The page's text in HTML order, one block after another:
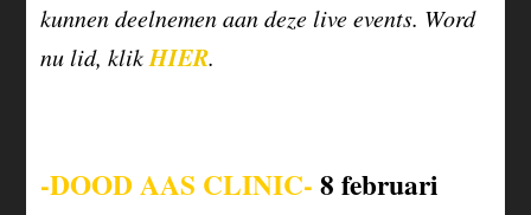
kunnen deelnemen aan deze live events. Word
nu lid, klikHIER.
-DOOD AAS CLINIC-8 februari